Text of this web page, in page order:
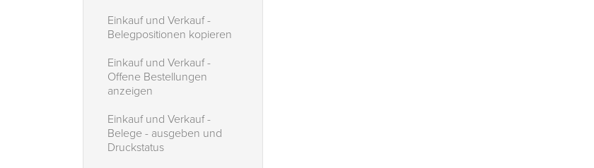
Einkauf und Verkauf -
Belegpositionen kopieren
Einkauf und Verkauf -
Offene Bestellungen
anzeigen
Einkauf und Verkauf -
Belege - ausgeben und
Druckstatus